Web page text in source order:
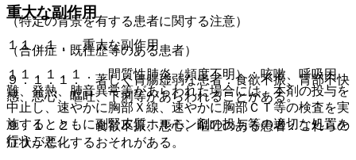
（特定の背景を有する患者に関する注意）
（合併症・既往歴等のある患者）
９．１．１． 著しく胃腸虚弱な患者：食欲不振、胃部不快
感、悪心、嘔吐、下痢等があらわれることがある。
９．１．２． 食欲不振、悪心、嘔吐のある患者：これらの
症状が悪化するおそれがある。
重大な副作用
１１．１． 重大な副作用
１１．１．１． 間質性肺炎（頻度不明）：咳嗽、呼吸困
難、発熱、肺音異常等があらわれた場合には、本剤の投与を
中止し、速やかに胸部Ｘ線、速やかに胸部ＣＴ等の検査を実
施するとともに副腎皮質ホルモン剤の投与等の適切な処置を
行うこと。